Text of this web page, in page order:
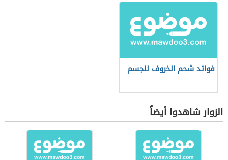
فوائد شحم الخروف للجسم
الزوار شاهدوا أيضاً